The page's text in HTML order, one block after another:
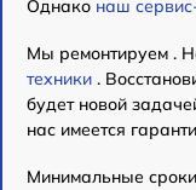
Однако наш
Мы ремонтируем .
техники .
будет новой
нас имеется
Минимальные